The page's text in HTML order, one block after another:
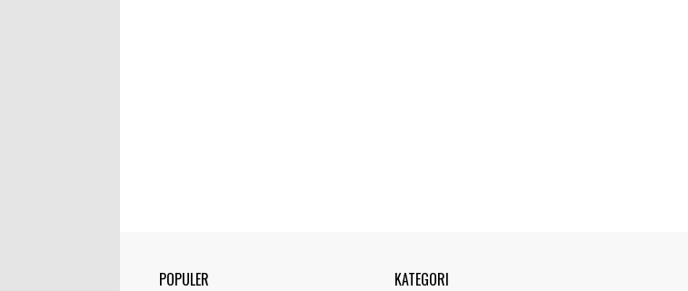
POPULER
KATEGORI